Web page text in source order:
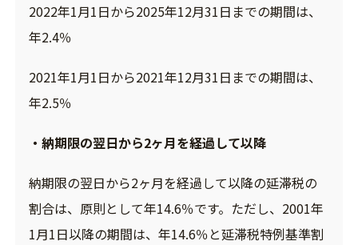
2022年1月1日から2025年12月31日までの期間は、
年2.4％
2021年1月1日から2021年12月31日までの期間は、
年2.5％
・納期限の翌日から2ヶ月を経過して以降
納期限の翌日から2ヶ月を経過して以降の延滞税の
割合は、原則として年14.6％です。ただし、2001年
1月1日以降の期間は、年14.6％と延滞税特例基準割